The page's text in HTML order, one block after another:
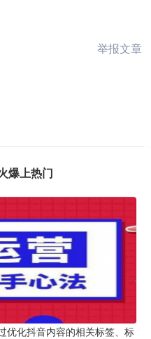
举报文章
爆上热门
优化抖音内容的相关标签、标